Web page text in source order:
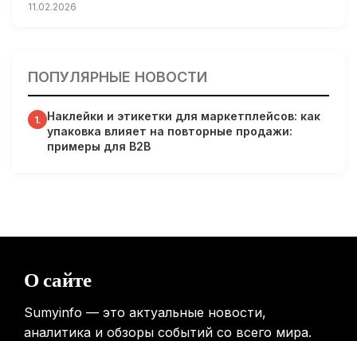
11.02.2026
31.01.2026
Гарвардские ученые обнаружили сеть лимфатических
сосудов в мозге человека и мышей
31.01.2026
выявления рисков раннего старения
ПОПУЛЯРНЫЕ НОВОСТИ
1. Наклейки и этикетки для маркетплейсов: как
упаковка влияет на повторные продажи:
примеры для B2B
О сайте
Sumyinfo — это актуальные новости,
аналитика и обзоры событий со всего мира.